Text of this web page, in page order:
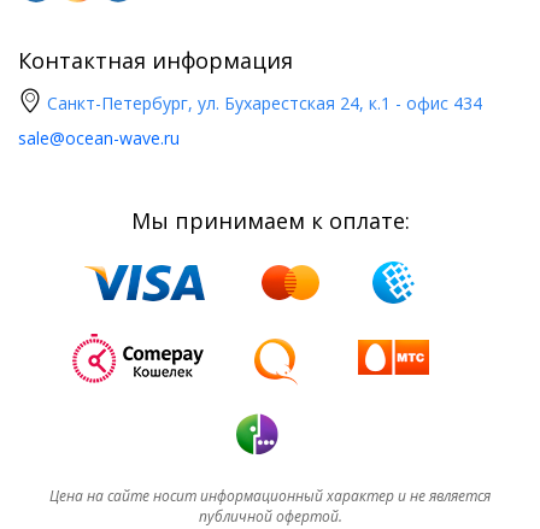
Контактная информация
Санкт-Петербург, ул. Бухарестская 24, к.1 - офис 434
sale@ocean-wave.ru
Мы принимаем к оплате:
Цена на сайте носит информационный характер и не является
публичной офертой.